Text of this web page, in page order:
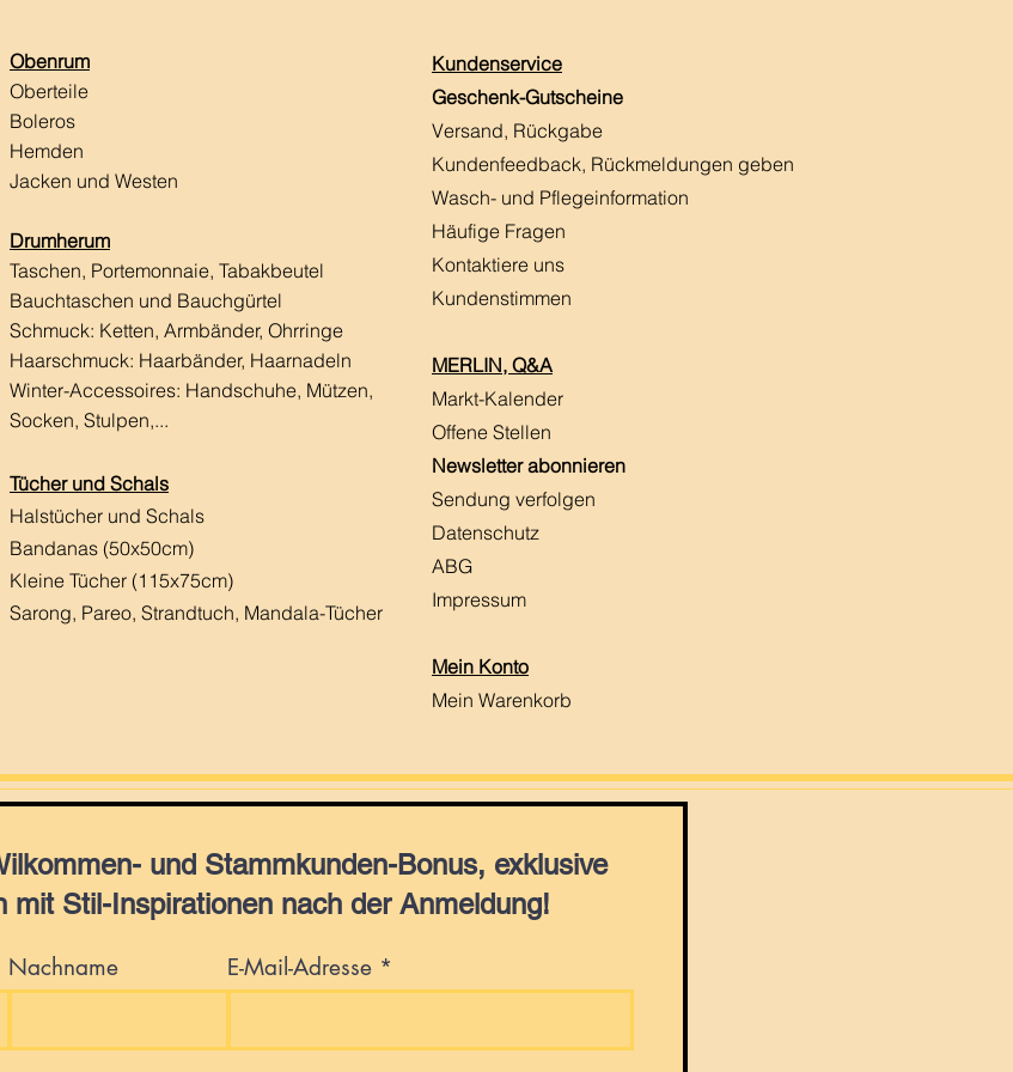
Obenrum
Oberteile
Boleros
Hemden
Jacken und Westen
Drumherum
Taschen, Portemonnaie, Tabakbeutel
Bauchtaschen und Bauchgürtel
Schmuck: Ketten, Armbänder, Ohrringe
Haarschmuck: Haarbänder, Haarnadeln
Winter-Accessoires: Handschuhe, Mützen,
Socken, Stulpen,...
Tücher und Schals
Halstücher und Schals
Bandanas (50x50cm)
Kleine Tücher (115x75cm)
Sarong, Pareo, Strandtuch, Mandala-Tücher
Kundenservice
Geschenk-Gutscheine
Versand, Rückgabe
Kundenfeedback, Rückmeldungen ​ geben
Wasch- und Pflegeinformation
Häufige Fragen
Kontaktiere uns
Kundenstimmen
MERLIN, Q&A
Markt-Kalender
Offene Stellen
Newsletter abonnieren
Sendung verfolgen
Datenschutz
ABG
Impressum
Mein Konto
Mein Warenkorb
und Stammkunden-Bonus, exklusive
mit Stil-Inspirationen nach der Anmeldung!
Nachname E-Mail-Adresse